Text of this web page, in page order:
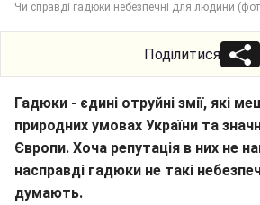
Чи справді гадюки небезпечні для людини
Поділитися
Гадюки - єдині отруйні змії, які
природних умовах України та
Європи. Хоча репутація в них не
насправді гадюки не такі
думають.